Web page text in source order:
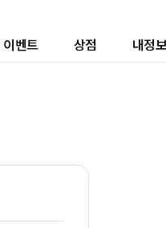
이벤트 상점 내정보